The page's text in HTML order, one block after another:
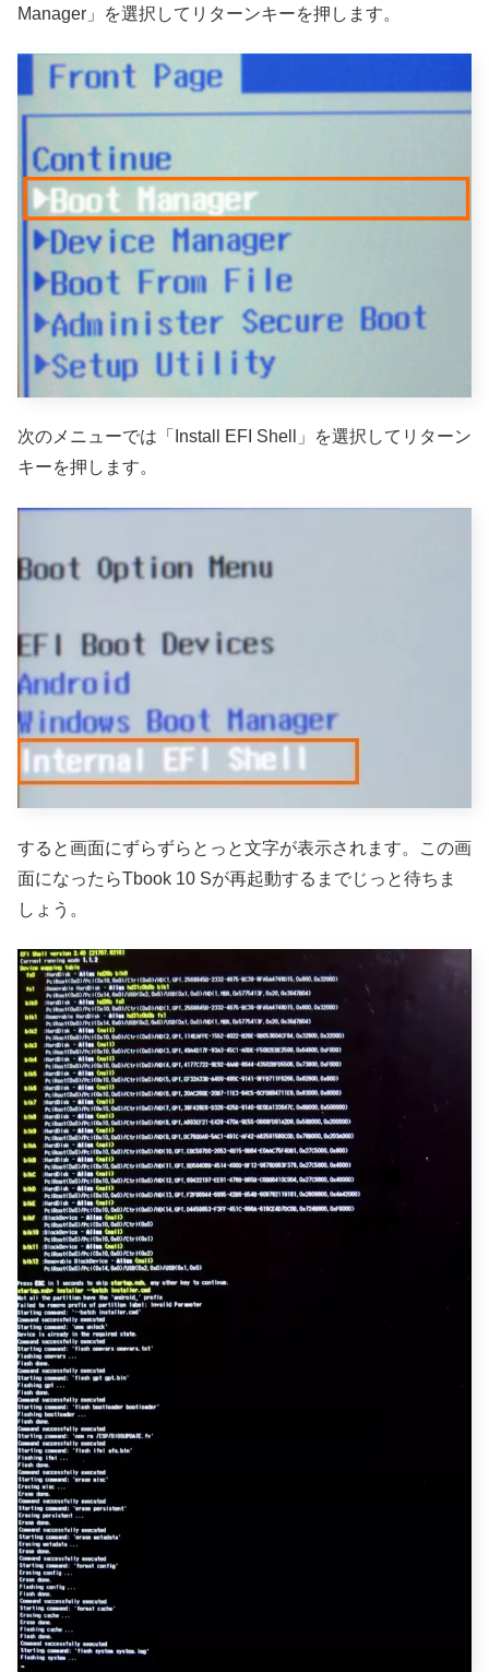
Manager」を選択してリターンキーを押します。
次のメニューでは「Install EFI Shell」を選択してリターン
キーを押します。
すると画面にずらずらとっと文字が表示されます。この画
面になったらTbook 10 Sが再起動するまでじっと待ちま
しょう。